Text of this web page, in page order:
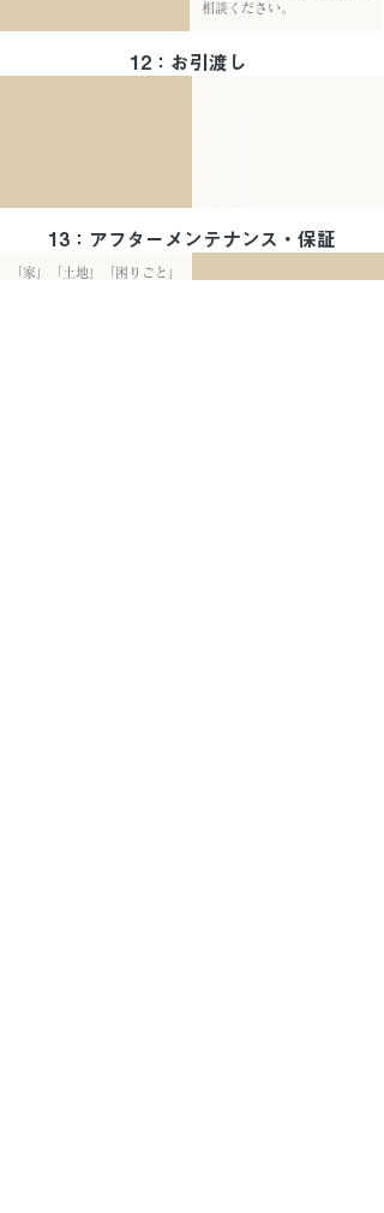
相談ください。
相談ください。
12：お引渡し
13：アフターメンテナンス・保証
「家」「土地」「困りごと」